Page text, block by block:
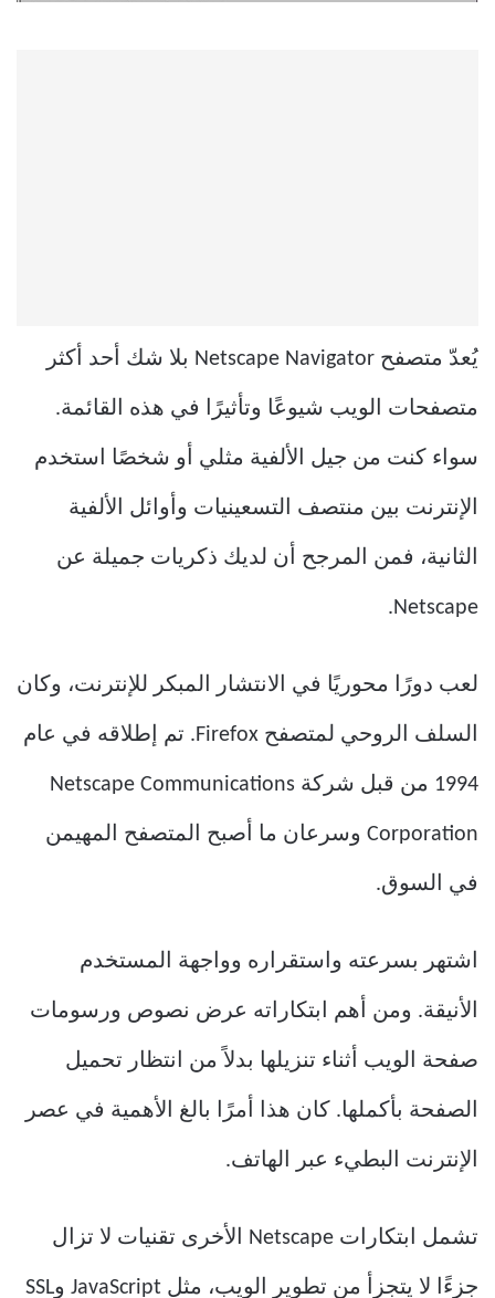
يُعدّ متصفح Netscape Navigator بلا شك أحد أكثر
متصفحات الويب شيوعًا وتأثيرًا في هذه القائمة.
سواء كنت من جيل الألفية مثلي أو شخصًا استخدم
الإنترنت بين منتصف التسعينيات وأوائل الألفية
الثانية، فمن المرجح أن لديك ذكريات جميلة عن
Netscape.
لعب دورًا محوريًا في الانتشار المبكر للإنترنت، وكان
السلف الروحي لمتصفح Firefox. تم إطلاقه في عام
1994 من قبل شركة Netscape Communications
Corporation وسرعان ما أصبح المتصفح المهيمن
في السوق.
اشتهر بسرعته واستقراره وواجهة المستخدم
الأنيقة. ومن أهم ابتكاراته عرض نصوص ورسومات
صفحة الويب أثناء تنزيلها بدلاً من انتظار تحميل
الصفحة بأكملها. كان هذا أمرًا بالغ الأهمية في عصر
الإنترنت البطيء عبر الهاتف.
تشمل ابتكارات Netscape الأخرى تقنيات لا تزال
جزءًا لا يتجزأ من تطوير الويب، مثل JavaScript وSSL